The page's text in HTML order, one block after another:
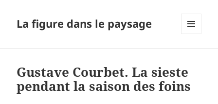
La figure dans le paysage
Gustave Courbet. La sieste
pendant la saison des foins